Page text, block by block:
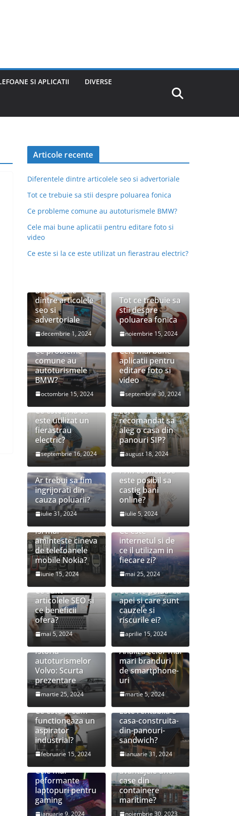
SI APLICATII DIVERSE
Articole recente
Diferentele dintre articolele seo si advertoriale
Tot ce trebuie sa stii despre poluarea fonica
Ce probleme comune au autoturismele BMW?
Cele mai bune aplicatii pentru editare foto si
video
Ce este si la ce este utilizat un fierastrau electric?
Diferentele
dintre articolele
seo si
advertoriale
decembrie 1, 2024
Tot ce trebuie sa
stii despre
poluarea fonica
noiembrie 15, 2024
Ce probleme
comune au
autoturismele
BMW?
octombrie 15, 2024
Cele mai bune
aplicatii pentru
editare foto si
video
septembrie 30, 2024
Ce este si la ce
este utilizat un
fierastrau
electric?
septembrie 16, 2024
Este
recomandat sa
aleg o casa din
panouri SIP?
august 18, 2024
Ar trebui sa fim
ingrijorati din
cauza poluarii?
iulie 31, 2024
Prin ce metode
este posibil sa
castig bani
online?
iulie 5, 2024
Isi mai
aminteste cineva
de telefoanele
mobile Nokia?
iunie 15, 2024
Ce este
internetul si de
ce il utilizam in
fiecare zi?
mai 25, 2024
Ce sunt
articolele SEO si
ce beneficii
ofera?
mai 5, 2024
Ce este poluarea
apei si care sunt
cauzele si
riscurile ei?
aprilie 15, 2024
Istoria
autoturismelor
Volvo: Scurta
prezentare
martie 25, 2024
Analiza celor mai
mari branduri
de smartphone-
uri
martie 5, 2024
Ce este si cum
functioneaza un
aspirator
industrial?
februarie 15, 2024
Este rentabila o
casa-construita-
din-panouri-
sandwich?
ianuarie 31, 2024
Cele mai
peformante
laptopuri pentru
gaming
ianuarie 9, 2024
Care sunt
avantajele unei
case din
containere
maritime?
noiembrie 30, 2023